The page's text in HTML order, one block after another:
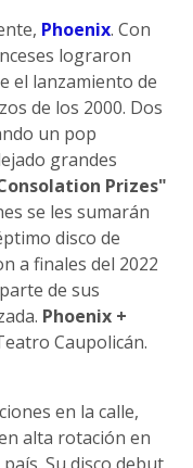
Phoenix. Con
lograron
el lanzamiento de
de los 2000. Dos
un pop
grandes
Prizes"
se les sumarán
disco de
a finales del 2022
de sus
Phoenix +
Caupolicán.
en la calle,
alta rotación en